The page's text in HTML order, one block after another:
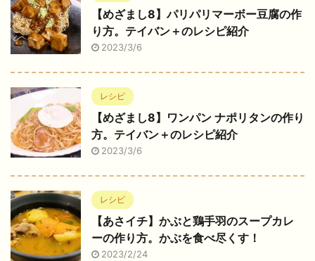
【めざまし8】パリパリマーボー豆腐の作
り方。テイバン＋のレシピ紹介
2023/3/6
レシピ
【めざまし8】ワンパン ナポリタンの作り
方。テイバン＋のレシピ紹介
2023/3/6
レシピ
【あさイチ】かぶと鶏手羽のスープカレ
ーの作り方。かぶを食べ尽くす！
2023/2/24